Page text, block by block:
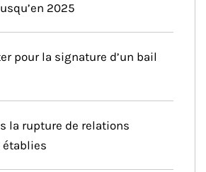
2025
pour la signature d’un bail
la rupture de relations